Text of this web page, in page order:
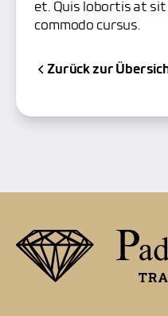
et. Quis lobortis at
commodo cursus.
Zurück zur